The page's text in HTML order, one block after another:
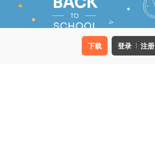
下载 登录 注册